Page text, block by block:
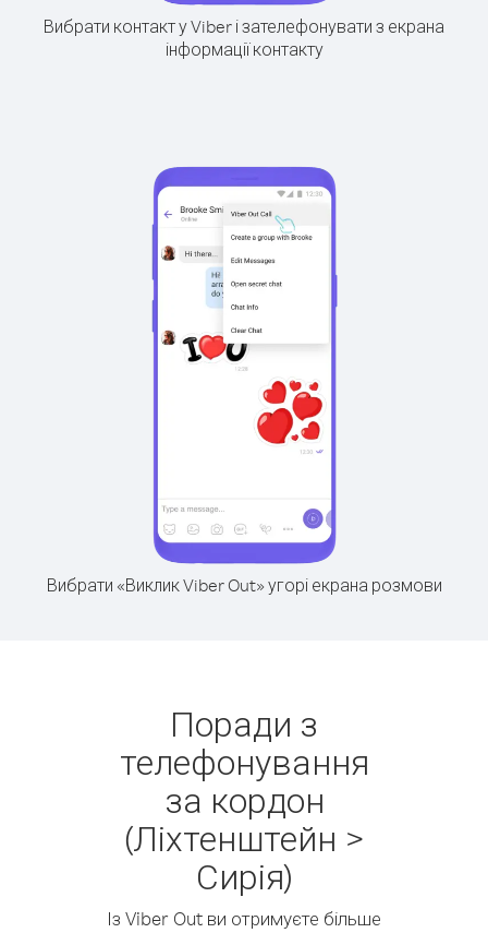
Вибрати контакт у Viber і зателефонувати з екрана
інформації контакту
Вибрати «Виклик Viber Out» угорі екрана розмови
Поради з
телефонування
за кордон
(Ліхтенштейн >
Сирія)
Із Viber Out ви отримуєте більше